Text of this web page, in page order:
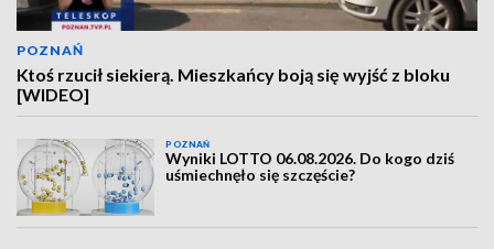
POZNAŃ
Ktoś rzucił siekierą. Mieszkańcy boją się wyjść z bloku
[WIDEO]
POZNAŃ
Wyniki LOTTO 06.08.2026. Do kogo dziś
uśmiechnęło się szczęście?